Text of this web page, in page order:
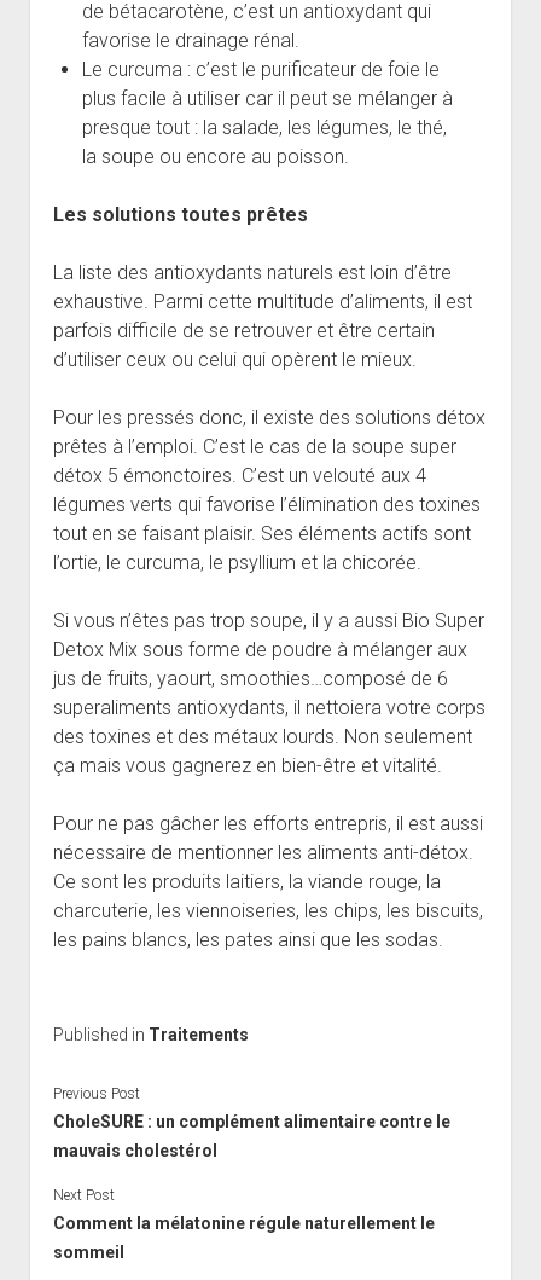
de bétacarotène, c’est un antioxydant qui
favorise le drainage rénal.
Le curcuma : c’est le purificateur de foie le
plus facile à utiliser car il peut se mélanger à
presque tout : la salade, les légumes, le thé,
la soupe ou encore au poisson.
Les solutions toutes prêtes
La liste des antioxydants naturels est loin d’être
exhaustive. Parmi cette multitude d’aliments, il est
parfois difficile de se retrouver et être certain
d’utiliser ceux ou celui qui opèrent le mieux.
Pour les pressés donc, il existe des solutions détox
prêtes à l’emploi. C’est le cas de la soupe super
détox 5 émonctoires. C’est un velouté aux 4
légumes verts qui favorise l’élimination des toxines
tout en se faisant plaisir. Ses éléments actifs sont
l’ortie, le curcuma, le psyllium et la chicorée.
Si vous n’êtes pas trop soupe, il y a aussi Bio Super
Detox Mix sous forme de poudre à mélanger aux
jus de fruits, yaourt, smoothies…composé de 6
superaliments antioxydants, il nettoiera votre corps
des toxines et des métaux lourds. Non seulement
ça mais vous gagnerez en bien-être et vitalité.
Pour ne pas gâcher les efforts entrepris, il est aussi
nécessaire de mentionner les aliments anti-détox.
Ce sont les produits laitiers, la viande rouge, la
charcuterie, les viennoiseries, les chips, les biscuits,
les pains blancs, les pates ainsi que les sodas.
Published in Traitements
Previous Post
CholeSURE : un complément alimentaire contre le
mauvais cholestérol
Next Post
Comment la mélatonine régule naturellement le
sommeil